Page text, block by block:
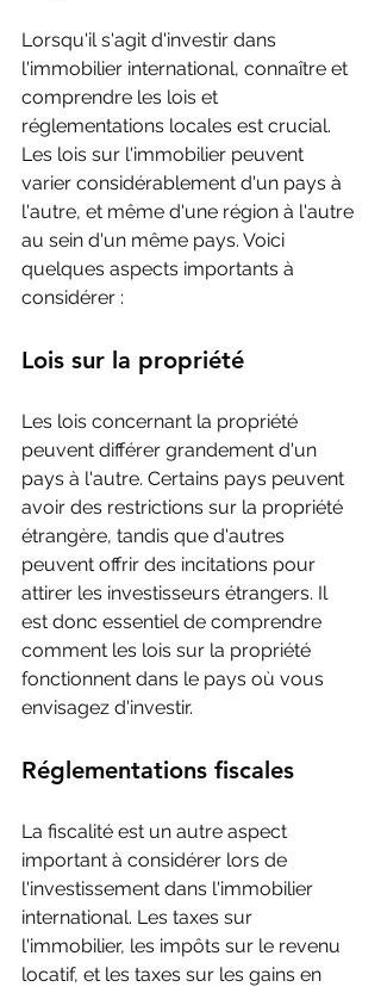
Lorsqu'il s'agit d'investir dans
l'immobilier international, connaître et
comprendre les lois et
réglementations locales est crucial.
Les lois sur l'immobilier peuvent
varier considérablement d'un pays à
l'autre, et même d'une région à l'autre
au sein d'un même pays. Voici
quelques aspects importants à
considérer :
Lois sur la propriété
Les lois concernant la propriété
peuvent différer grandement d'un
pays à l'autre. Certains pays peuvent
avoir des restrictions sur la propriété
étrangère, tandis que d'autres
peuvent offrir des incitations pour
attirer les investisseurs étrangers. Il
est donc essentiel de comprendre
comment les lois sur la propriété
fonctionnent dans le pays où vous
envisagez d'investir.
Réglementations fiscales
La fiscalité est un autre aspect
important à considérer lors de
l'investissement dans l'immobilier
international. Les taxes sur
l'immobilier, les impôts sur le revenu
locatif, et les taxes sur les gains en